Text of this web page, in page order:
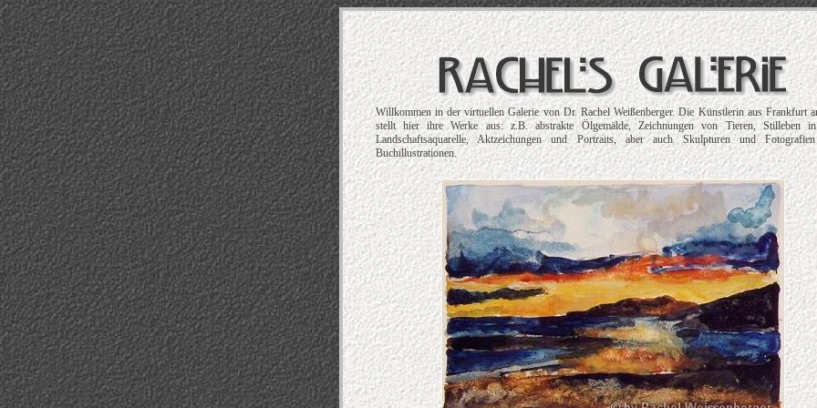
Willkommen in der virtuellen Galerie von Dr. Rachel Weißenberger. Die Künstlerin aus Frankfurt
stellt hier ihre Werke aus: z.B. abstrakte Ölgemälde, Zeichnungen von Tieren, Stilleben
Landschaftsaquarelle, Aktzeichungen und Portraits, aber auch Skulpturen und
Buchillustrationen.